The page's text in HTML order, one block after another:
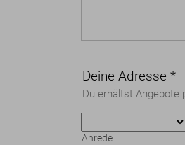
Deine Adresse *
Du erhältst Angebote
Anrede